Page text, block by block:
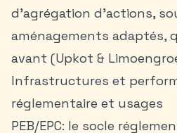
d’agrégation d’actions,
aménagements adaptés,
avant (Upkot &
Infrastructures et
réglementaire et usages
PEB/EPC: le socle